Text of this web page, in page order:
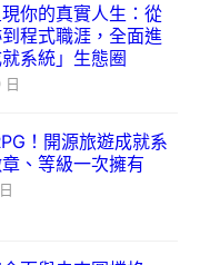
你的真實人生：從
程式職涯，全面進
系統」生態圈
日
！開源旅遊成就系
、等級一次擁有